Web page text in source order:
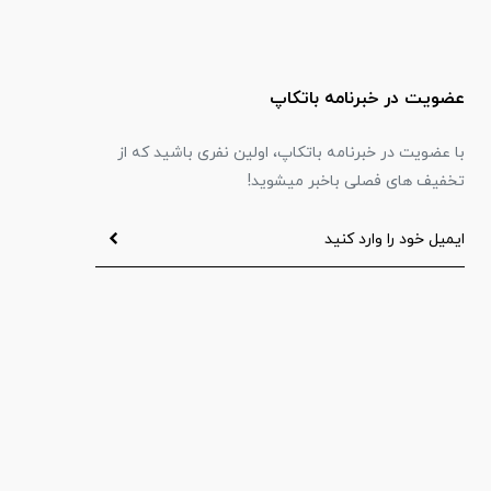
عضویت در خبرنامه باتکاپ
با عضویت در خبرنامه باتکاپ، اولین نفری باشید که از
تخفیف های فصلی باخبر میشوید!